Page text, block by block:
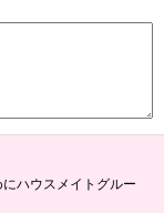
ハウスメイトグルー